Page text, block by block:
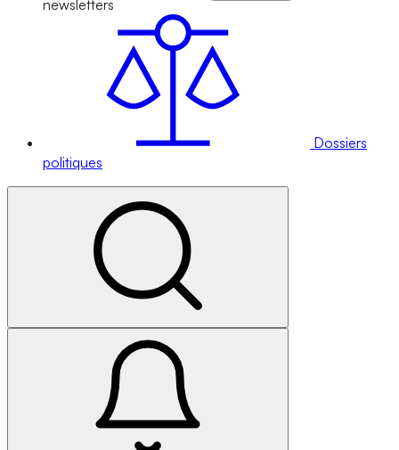
newsletters
Dossiers
politiques